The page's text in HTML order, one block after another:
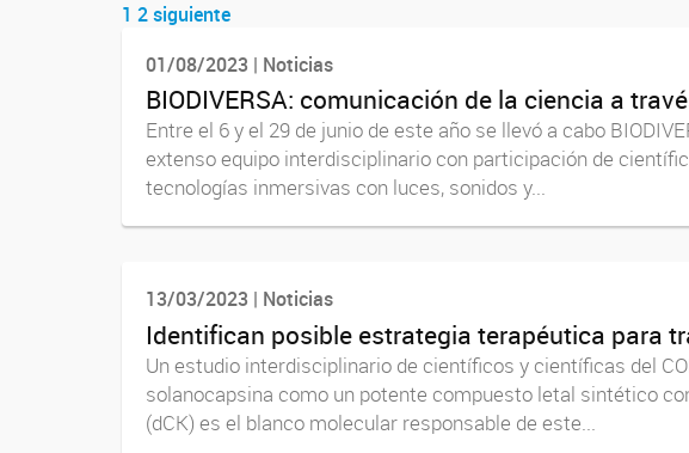
Navegador de artículos
1 2siguiente
01/08/2023 | Noticias
BIODIVERSA: comunicación de la ciencia a
Entre el 6 y el 29 de junio de este año se llevó a cabo
extenso equipo interdisciplinario con participación de
tecnologías inmersivas con luces, sonidos y...
13/03/2023 | Noticias
Identifican posible estrategia terapéutica para
Un estudio interdisciplinario de científicos y científicas del
solanocapsina como un potente compuesto letal sintético
(dCK) es el blanco molecular responsable de este...